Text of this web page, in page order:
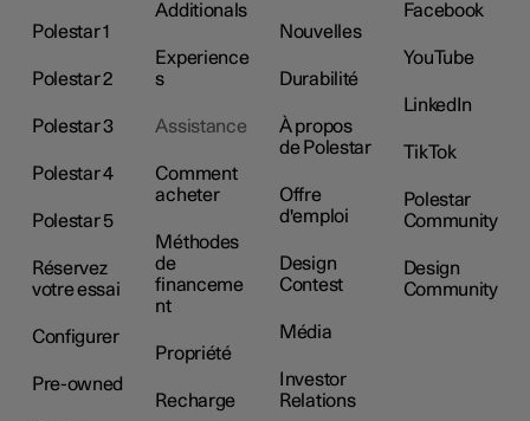
Polestar 1
Polestar 2
Polestar 3
Polestar 4
Polestar 5
Réservez
votre essai
Configurer
Pre-owned
Additionals
Experience
s
Assistance
Comment
acheter
Méthodes
de
financeme
nt
Propriété
Recharge
Nouvelles
Durabilité
À propos
de Polestar
Offre
d'emploi
Design
Contest
Média
Investor
Relations
Facebook
YouTube
LinkedIn
TikTok
Polestar
Community
Design
Community